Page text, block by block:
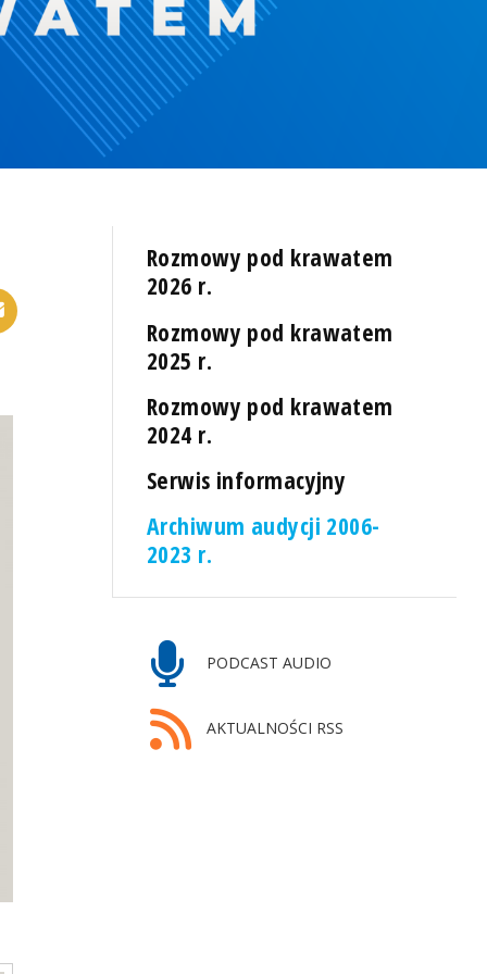
Rozmowy pod krawatem
2026 r.
Rozmowy pod krawatem
2025 r.
Rozmowy pod krawatem
2024 r.
Serwis informacyjny
Archiwum audycji 2006-
2023 r.
PODCAST AUDIO
AKTUALNOŚCI RSS